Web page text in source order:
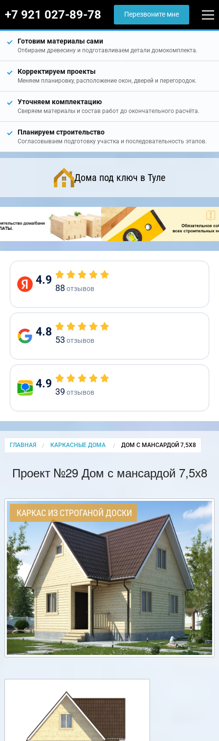
+7 921 027-89-78 Перезвоните мне
Готовим материалы сами
Отбираем древесину и подготавливаем детали домокомплекта.
Корректируем проекты
Меняем планировку, расположение окон, дверей и перегородок.
Уточняем комплектацию
Сверяем материалы и состав работ до окончательного расчёта.
Планируем строительство
Согласовываем подготовку участка и последовательность этапов.
Дома под ключ в Туле
4.9
88 отзывов
4.8
53 отзывов
4.9
39 отзывов
ГЛАВНАЯ КАРКАСНЫЕ ДОМА CURRENT:
ДОМ С МАНСАРДОЙ 7,5Х8
Проект №29 Дом с мансардой 7,5х8
КАРКАС ИЗ СТРОГАНОЙ ДОСКИ